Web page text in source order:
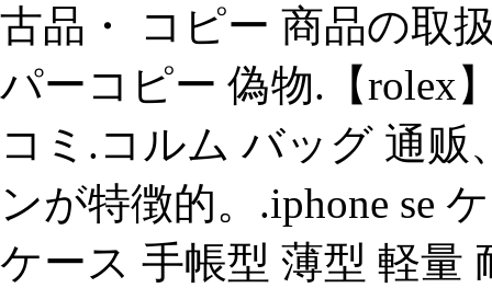
古品・ コピー 商品の取
パーコピー 偽物.【rolex
コミ.コルム バッグ 通
ンが特徴的。.iphone se
ケース 手帳型 薄型 軽量